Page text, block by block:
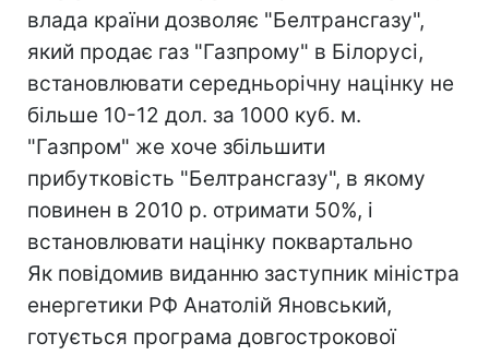
влада країни дозволяє "Белтрансгазу",
який продає газ "Газпрому" в Білорусі,
встановлювати середньорічну націнку не
більше 10-12 дол. за 1000 куб. м.
"Газпром" же хоче збільшити
прибутковість "Белтрансгазу", в якому
повинен в 2010 р. отримати 50%, і
встановлювати націнку поквартально
Як повідомив виданню заступник міністра
енергетики РФ Анатолій Яновський,
готується програма довгострокової